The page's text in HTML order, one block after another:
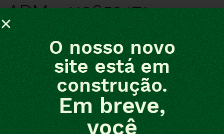
ADM – 113653471
Tamanho total da imagem: 1400× 1050pixels
O nosso novo
site está em
construção.
Em breve,
você